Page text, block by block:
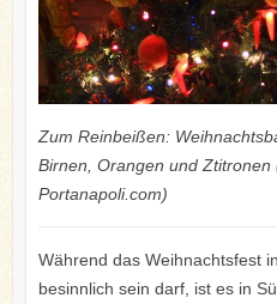
Zum Reinbeißen:
Birnen, Orangen und
Portanapoli.com)
Während das Weihnachtsfest
besinnlich sein darf, ist es in